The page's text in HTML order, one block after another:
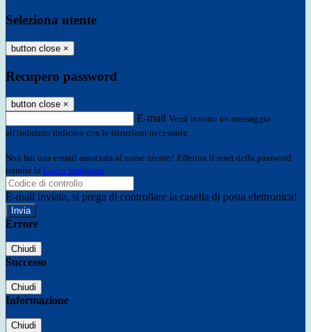
Seleziona utente
button close ×
Recupero password
button close ×
E-mail Verrà inviato un messaggio
all'indirizzo indicato con le istruzioni necessarie.
Non hai una e-mail associata al nome utente? Effettua il reset della password
tramite la Login Spaggiari
E-mail inviata, si prega di controllare la casella di posta elettronica!
Errore
Chiudi
Successo
Chiudi
Informazione
Chiudi